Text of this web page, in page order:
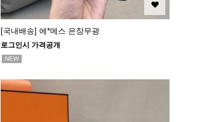
[국내배송] 에*메스 은장무광
로그인시 가격공개
NEW